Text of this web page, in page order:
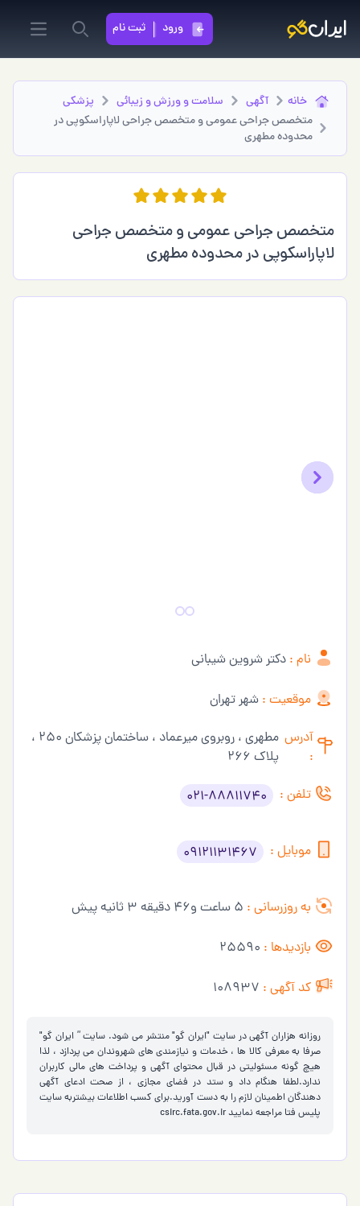
ورود
ثبت نام
menu
خانه آگهی سلامت و ورزش و زیبائی
پزشكي
متخصص جراحی عمومی و متخصص جراحی لاپاراسکوپی در
محدوده مطهری
متخصص جراحی عمومی و متخصص جراحی
لاپاراسکوپی در محدوده مطهری
Previous
Next
نام : دکتر شروین شیبانی
موقعیت : شهر تهران
آدرس
:
مطهری ، روبروی میرعماد ، ساختمان پزشکان 250 ،
پلاک 266
تلفن :
021-88811740
موبایل : 09121131467
به روزرسانی : 5 ساعت و46 دقیقه 3 ثانیه پیش
بازدیدها : 25590
کد آگهی : 108937
روزانه هزاران آگهی در سایت "ایران گو" منتشر می شود. سایت ” ایران گو"
صرفا به معرفی کالا ها ، خدمات و نیازمندی های شهروندان می پردازد ، لذا
هیچ گونه مسئولیتی در قبال محتوای آگهی و پرداخت های مالی کاربران
ندارد.لطفا هنگام داد و ستد در فضای مجازی ، از صحت ادعای آگهی
دهندگان اطمینان لازم را به دست آورید.برای کسب اطلاعات بیشتربه سایت
پلیس فتا مراجعه نماییدcsirc.fata.gov.ir